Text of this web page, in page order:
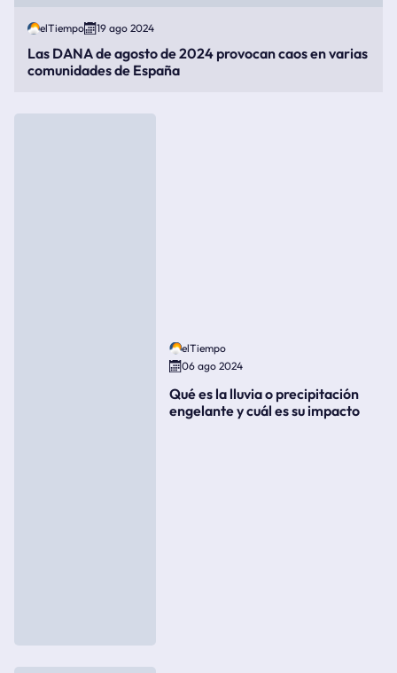
elTiempo 19 ago 2024
Las DANA de agosto de 2024 provocan caos en varias
comunidades de España
elTiempo
06 ago 2024
Qué es la lluvia o precipitación
engelante y cuál es su impacto